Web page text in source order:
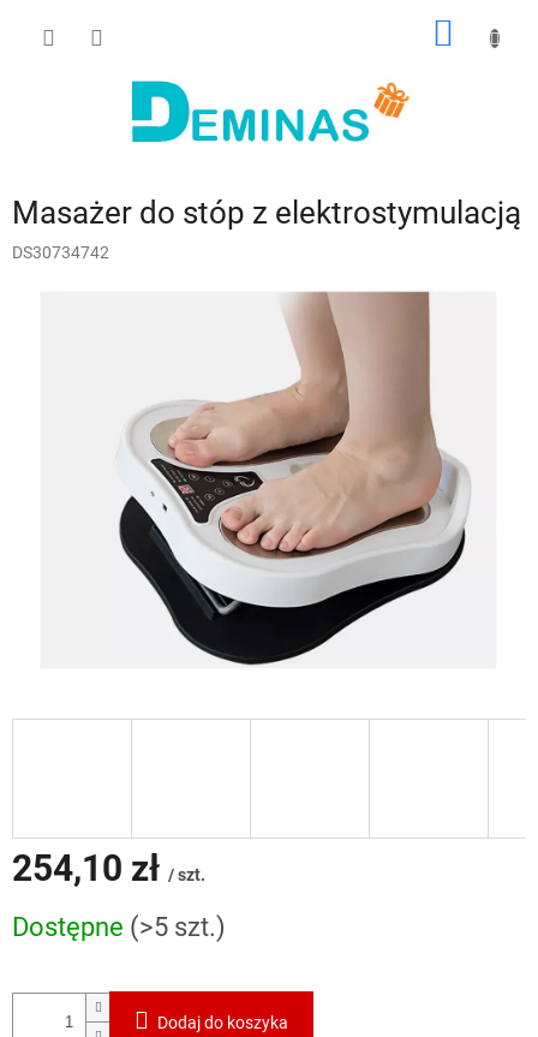
Masażer do stóp z elektrostymulacją
DS30734742
254,10 zł / szt.
jednostkowa:
Dostępne (>5 szt.)
Dodaj do koszyka